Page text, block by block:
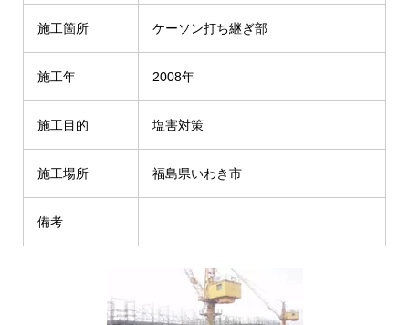
施工箇所 ケーソン打ち継ぎ部
施工年 2008年
施工目的 塩害対策
施工場所 福島県いわき市
備考